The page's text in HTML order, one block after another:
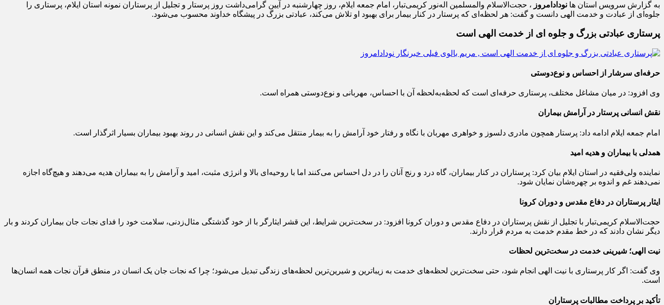
به گزارش سرویس استان ها نودادامروز ، حجت‌الاسلام والمسلمین اله‌نور کریمی‌تبار، امام جمعه ایلام، روز چهارشنبه در آیین گرامی‌داشت روز پرستار و تجلیل از پرستاران نمونه استان ایلام، پرستاری را
جلوه‌ای از عبادت و خدمت الهی دانست و گفت: هر لحظه‌ای که پرستار در کنار بیمار برای بهبود او تلاش می‌کند، عبادتی بزرگ در پیشگاه خداوند محسوب می‌شود.
پرستاری عبادتی بزرگ و جلوه‌ ای از خدمت الهی است
حرفه‌ای سرشار از احساس و نوع‌دوستی
وی افزود: در میان مشاغل مختلف، پرستاری حرفه‌ای است که لحظه‌به‌لحظه آن با احساس، مهربانی و نوع‌دوستی همراه است.
نقش انسانی پرستار در آرامش بیماران
امام جمعه ایلام ادامه داد: پرستار همچون مادری دلسوز و خواهری مهربان با نگاه و رفتار خود آرامش را به بیمار منتقل می‌کند و این نقش انسانی در روند بهبود بیماران بسیار اثرگذار است.
همدلی با بیماران و هدیه امید
نماینده ولی‌فقیه در استان ایلام بیان کرد: پرستاران در کنار بیماران، گاه درد و رنج آنان را در دل احساس می‌کنند اما با روحیه‌ای بالا و انرژی مثبت، امید و آرامش را به بیماران هدیه می‌دهند و هیچ‌گاه اجازه
نمی‌دهند غم و اندوه‌ بر چهره‌شان نمایان شود.
ایثار پرستاران در دفاع مقدس و دوران کرونا
حجت‌الاسلام کریمی‌تبار با تجلیل از نقش پرستاران در دفاع مقدس و دوران کرونا افزود: در سخت‌ترین شرایط، این قشر ایثارگر با از خود گذشتگی مثال‌زدنی، سلامت خود را فدای نجات جان بیماران کردند و بار
دیگر نشان دادند که در خط مقدم خدمت به مردم قرار دارند.
نیت الهی؛ شیرینی خدمت در سخت‌ترین لحظات
وی گفت: اگر کار پرستاری با نیت الهی انجام شود، حتی سخت‌ترین لحظه‌های خدمت به زیباترین و شیرین‌ترین لحظه‌های زندگی تبدیل می‌شود؛ چرا که نجات جان یک انسان در منطق قرآن نجات همه انسان‌ها
است.
تأکید بر پرداخت مطالبات پرستاران